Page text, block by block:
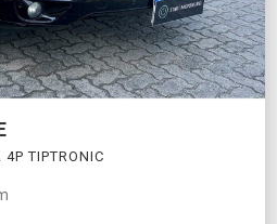
TIPTRONIC